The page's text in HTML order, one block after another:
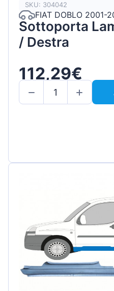
SKU: 304042
FIAT DOBLO 2001-
Sottoporta
/ Destra
112,29€